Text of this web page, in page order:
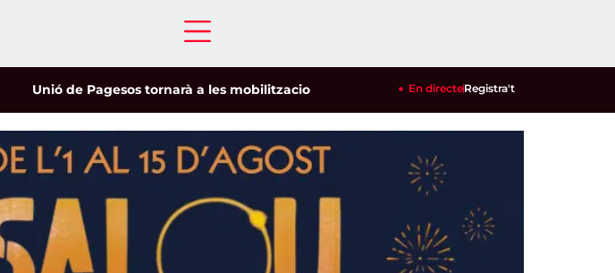
Unió de Pagesos tornarà a les mobilitzacions per defensar els cultius de la garrofa i l'ametlla
En directeRegistra't